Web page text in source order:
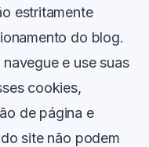
estritamente
do blog.
e use suas
cookies,
de página e
site não podem